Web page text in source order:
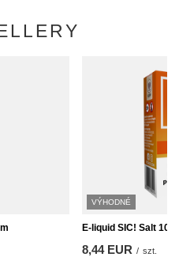
VÝHODNÉ
E-liquid SIC! Salt
8,44 EUR / szt.